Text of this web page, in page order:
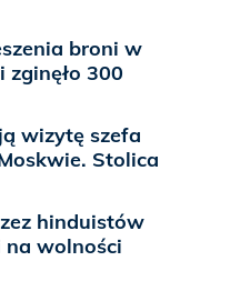
broni w
300
wizytę szefa
Stolica
hinduistów
wolności